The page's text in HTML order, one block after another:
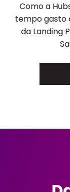
Como a
tempo gasto
da Landing